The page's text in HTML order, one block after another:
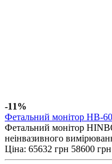
-11%
Фетальний монітор HB-
Фетальний монітор
неінвазивного
Ціна: 65632 грн 58600 грн